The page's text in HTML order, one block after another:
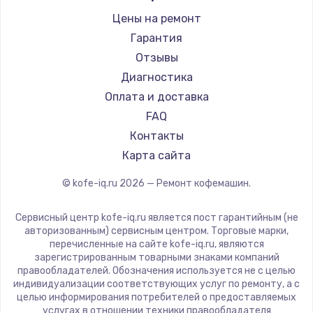
5000 руб.
Заказать
Ремонт заварочного узла
1500 руб.
Заказать
Замена клапанов
Ремонт заварочного механизма
1500 руб.
Заказать
Ремонт бойлера
Ремонт кофемашин Bravilor Bonamat
Ремонт кофемашин Vard
Ремонт кофемашин Tuvio
Ремонт кофемашин Carrera
Ремонт кофемашин Supra
Olympia
Saeco
La Cimbali
WMF
Yamaguchi
Nivona
Astoria
JVC
ROCKET MOZZAFIATO
Vivitek
Thomson
Hisense
DELTA
Tefal
Цены на ремонт
Гарантия
Отзывы
Диагностика
Оплата и доставка
FAQ
Контакты
Карта сайта
© kofe-iq.ru 2026 — Ремонт кофемашин.
Сервисный центр kofe-iq.ru является пост гарантийным (не
авторизованным) сервисным центром. Торговые марки,
перечисленные на сайте kofe-iq.ru, являются
зарегистрированным товарными знаками компаний
правообладателей. Обозначения используется не с целью
индивидуализации соответствующих услуг по ремонту, а с
целью информирования потребителей о предоставляемых
услугах в отношении техники правообладателя